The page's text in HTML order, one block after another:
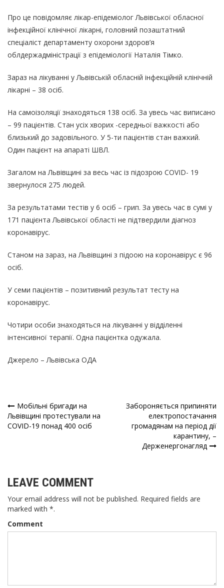
Про це повідомляє лікар-епідеміолог Львівської обласної
інфекційної клінічної лікарні, головний позаштатний
спеціаліст департаменту охорони здоров’я
облдержадміністрації з епідеміології Наталія Тімко.
Зараз на лікуванні у Львівській обласній інфекційній клінічній
лікарні – 38 осіб.
На самоізоляції знаходяться 138 осіб. За увесь час виписано
– 99 пацієнтів. Стан усіх хворих -середньої важкості або
близький до задовільного. У 5-ти пацієнтів стан важкий.
Один пацієнт на апараті ШВЛ.
Загалом на Львівщині за весь час із підозрою COVID- 19
звернулося 275 людей.
За результатами тестів у 6 осіб – грип. За увесь час в сумі у
171 пацієнта Львівської області не підтвердили діагноз
коронавірус.
Станом на зараз, на Львівщині з підоою на коронавірус є 96
осіб.
У семи пацієнтів – позитивний результат тесту на
коронавірус.
Чотири особи знаходяться на лікуванні у відділенні
інтенсивної терапії. Одна пацієнтка одужала.
Джерело – Львівська ОДА
Навігація
Мобільні бригади на
Львівщині протестували на
COVID-19 понад 400 осіб
Забороняється припиняти
електропостачання
громадянам на період дії
карантину, –
Держенергонагляд
LEAVE COMMENT
Your email address will not be published. Required fields are
marked with *.
Comment